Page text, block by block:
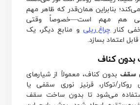
بنابراین همان‌قدر که ظاهر مهم
هم مهم است—خصوصاً وقتی
کنار چراغ ریلیو منابع دیگر، یک
اعتماد بسازد.
کناف
سقف بدون کناف، معمولاً از شیارهای
روکار/توکار، قرنیز نوری سقفی یا
می‌شود تا بدون ساخت سقف